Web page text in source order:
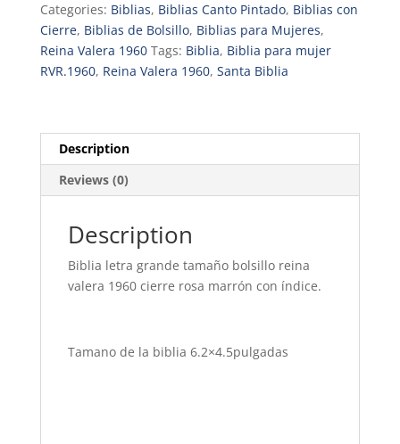
rosa
marrón
quantity
Categories: Biblias, Biblias Canto Pintado, Biblias con
Cierre, Biblias de Bolsillo, Biblias para Mujeres,
Reina Valera 1960 Tags: Biblia, Biblia para mujer
RVR.1960, Reina Valera 1960, Santa Biblia
Description
Reviews (0)
Description
Biblia letra grande tamaño bolsillo reina
valera 1960 cierre rosa marrón con índice.
Tamano de la biblia 6.2×4.5pulgadas